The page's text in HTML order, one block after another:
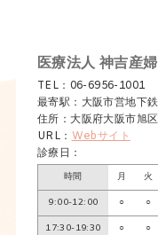
医療法人 神吉産
TEL：06-6956-1001
最寄駅：大阪市営地下
住所：大阪府大阪市旭
URL： Webサイト
診療日：
時間 月 火
9:00-12:00 ○ ○
17:30-19:30 ○ ○